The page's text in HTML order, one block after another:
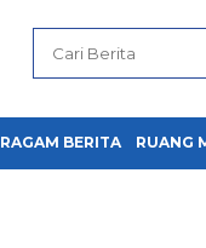
RAGAM BERITA RUANG